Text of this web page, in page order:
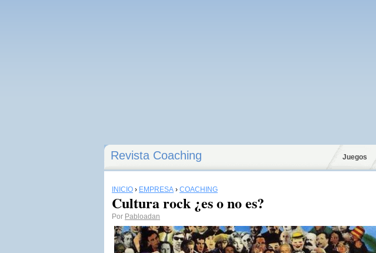
Revista Coaching Juegos
INICIO › EMPRESA › COACHING
Cultura rock ¿es o no es?
Por Pabloadan